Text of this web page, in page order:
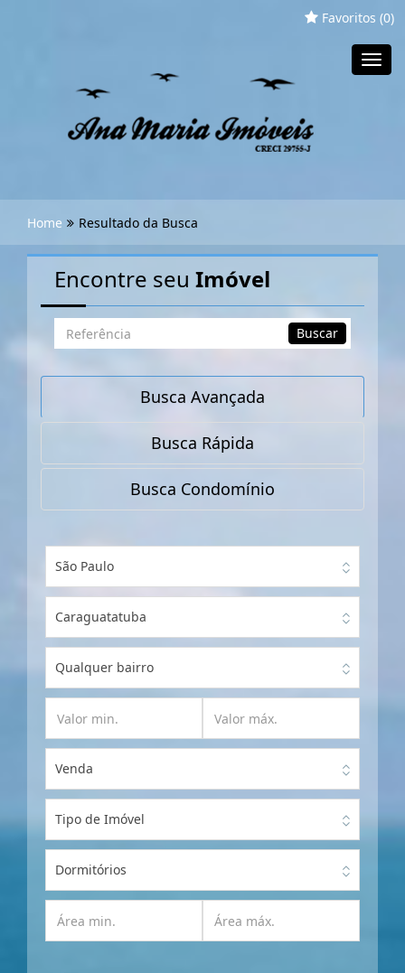
Favoritos (0)
Home Resultado da Busca
Encontre seu Imóvel
Busca
por
Buscar
Busca Avançada
Busca Rápida
Busca Condomínio
São Paulo
Caraguatatuba
Qualquer bairro
Venda
Tipo de Imóvel
Dormitórios